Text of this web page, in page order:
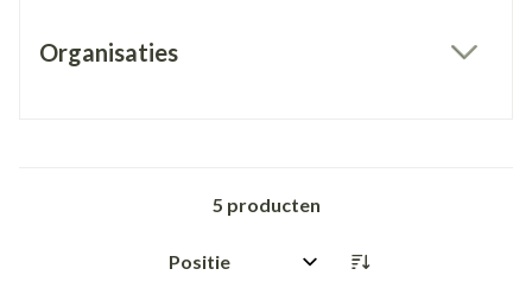
Organisaties
5 producten
Sorteer op: